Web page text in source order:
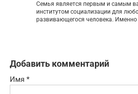
Семья является первым и самым
институтом социализации для
развивающегося человека. Именно
Добавить комментарий
Имя *